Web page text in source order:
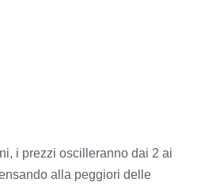
i prezzi oscilleranno dai 2 ai
alla peggiori delle